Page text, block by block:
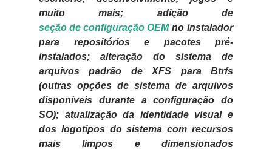
muito mais; adição de
seção de configuração OEMno instalador
para repositórios e pacotes pré-
instalados; alteração do sistema de
arquivos padrão de XFS para Btrfs
(outras opções de sistema de arquivos
disponíveis durante a configuração do
SO); atualização da identidade visual e
dos logotipos do sistema com recursos
mais limpos e dimensionados